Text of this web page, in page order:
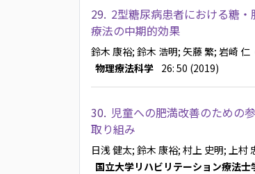
29. 2型糖尿病患者における糖
療法の中期的効果
鈴木 康裕; 鈴木 浩明; 矢藤 繁; 岩崎 仁
物理療法科学 26: 50 (2019)
30. 児童への肥満改善のための
取り組み
日浅 健太; 鈴木 康裕; 村上 史明; 上村
国立大学リハビリテーション療法士